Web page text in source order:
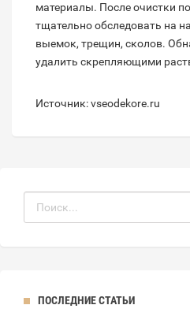
материалы. После очистки
тщательно обследовать на
выемок, трещин, сколов.
удалить скрепляющими
Источник: vseodekore.ru
ПОСЛЕДНИЕ СТАТЬИ